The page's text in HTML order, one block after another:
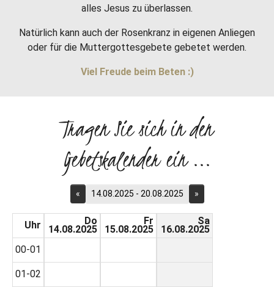
alles Jesus zu überlassen.
Natürlich kann auch der Rosenkranz in eigenen Anliegen
oder für die Muttergottesgebete gebetet werden.
Viel Freude beim Beten :)
Tragen Sie sich in den
Gebetskalender ein ...
« 14.08.2025 - 20.08.2025 »
Uhr
00-01
01-02
Do
14.08.2025
Fr
15.08.2025
Sa
16.08.2025